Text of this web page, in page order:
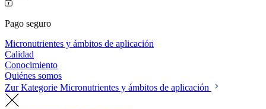
Pago seguro
Micronutrientes y ámbitos de aplicación
Calidad
Conocimiento
Quiénes somos
Zur Kategorie Micronutrientes y ámbitos de aplicación